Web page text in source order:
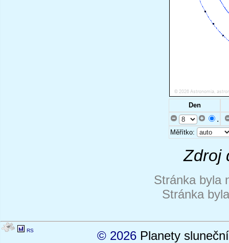
Den
.
Měřítko:
Zdroj
Stránka byla
Stránka
RS © 2026 Planety